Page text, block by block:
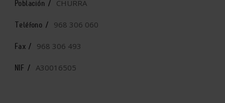
Población / CHURRA
Teléfono / 968 306 060
Fax / 968 306 493
NIF / A30016505